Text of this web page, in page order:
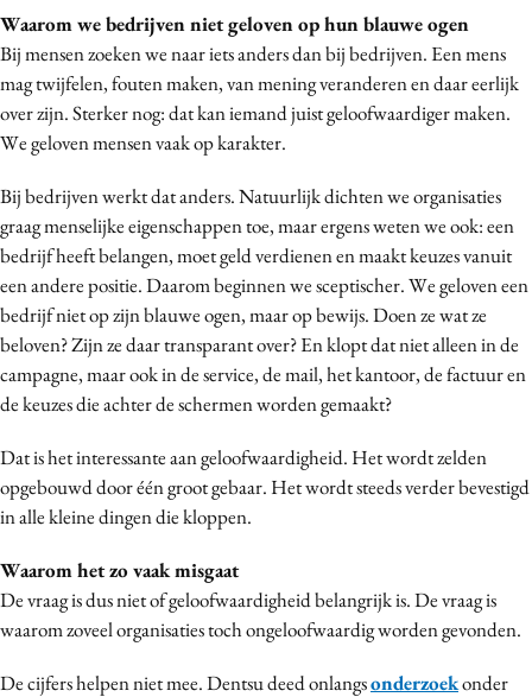
Programmatic
Purpose Marketing
Reputatie & crisis
Waarom we bedrijven niet geloven op hun blauwe ogen
Bij mensen zoeken we naar iets anders dan bij bedrijven. Een mens
mag twijfelen, fouten maken, van mening veranderen en daar eerlijk
over zijn. Sterker nog: dat kan iemand juist geloofwaardiger maken.
We geloven mensen vaak op karakter.
Bij bedrijven werkt dat anders. Natuurlijk dichten we organisaties
graag menselijke eigenschappen toe, maar ergens weten we ook: een
bedrijf heeft belangen, moet geld verdienen en maakt keuzes vanuit
een andere positie. Daarom beginnen we sceptischer. We geloven een
bedrijf niet op zijn blauwe ogen, maar op bewijs. Doen ze wat ze
beloven? Zijn ze daar transparant over? En klopt dat niet alleen in de
campagne, maar ook in de service, de mail, het kantoor, de factuur en
de keuzes die achter de schermen worden gemaakt?
Dat is het interessante aan geloofwaardigheid. Het wordt zelden
opgebouwd door één groot gebaar. Het wordt steeds verder bevestigd
in alle kleine dingen die kloppen.
Waarom het zo vaak misgaat
De vraag is dus niet of geloofwaardigheid belangrijk is. De vraag is
waarom zoveel organisaties toch ongeloofwaardig worden gevonden.
De cijfers helpen niet mee. Dentsu deed onlangsonderzoekonder